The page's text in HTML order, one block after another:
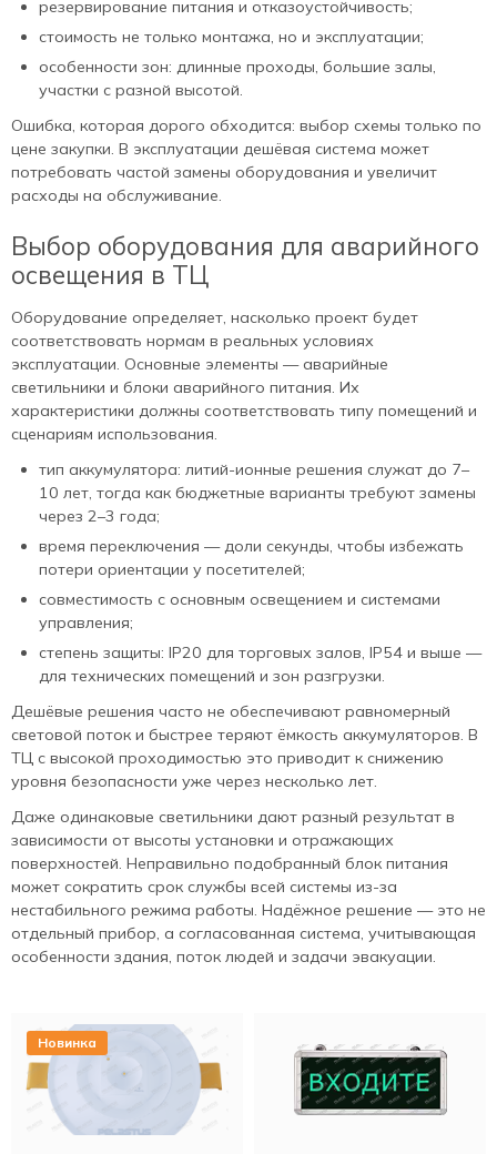
резервирование питания и отказоустойчивость;
стоимость не только монтажа, но и эксплуатации;
особенности зон: длинные проходы, большие залы,
участки с разной высотой.
Ошибка, которая дорого обходится: выбор схемы только по
цене закупки. В эксплуатации дешёвая система может
потребовать частой замены оборудования и увеличит
расходы на обслуживание.
Выбор оборудования для аварийного
освещения в ТЦ
Оборудование определяет, насколько проект будет
соответствовать нормам в реальных условиях
эксплуатации. Основные элементы — аварийные
светильники и блоки аварийного питания. Их
характеристики должны соответствовать типу помещений и
сценариям использования.
тип аккумулятора: литий-ионные решения служат до 7–
10 лет, тогда как бюджетные варианты требуют замены
через 2–3 года;
время переключения — доли секунды, чтобы избежать
потери ориентации у посетителей;
совместимость с основным освещением и системами
управления;
степень защиты: IP20 для торговых залов, IP54 и выше —
для технических помещений и зон разгрузки.
Дешёвые решения часто не обеспечивают равномерный
световой поток и быстрее теряют ёмкость аккумуляторов. В
ТЦ с высокой проходимостью это приводит к снижению
уровня безопасности уже через несколько лет.
Даже одинаковые светильники дают разный результат в
зависимости от высоты установки и отражающих
поверхностей. Неправильно подобранный блок питания
может сократить срок службы всей системы из-за
нестабильного режима работы. Надёжное решение — это не
отдельный прибор, а согласованная система, учитывающая
особенности здания, поток людей и задачи эвакуации.
Новинка